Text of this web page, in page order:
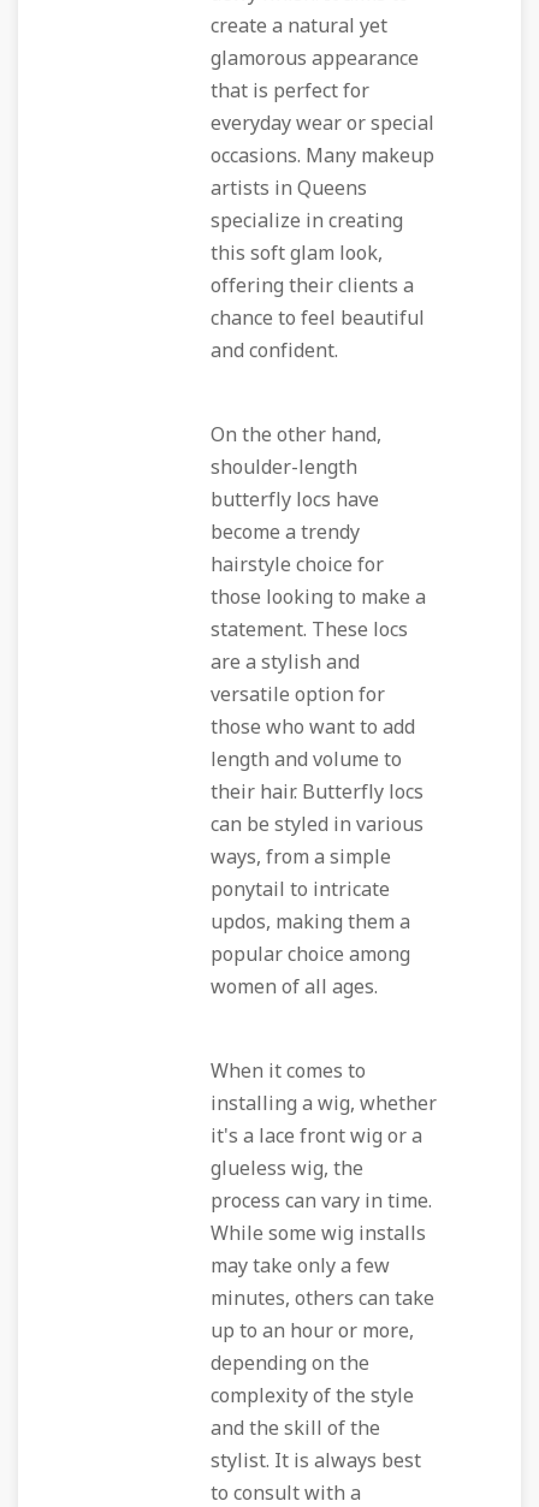
create a natural yet
glamorous appearance
that is perfect for
everyday wear or special
occasions. Many makeup
artists in Queens
specialize in creating
this soft glam look,
offering their clients a
chance to feel beautiful
and confident.
On the other hand,
shoulder-length
butterfly locs have
become a trendy
hairstyle choice for
those looking to make a
statement. These locs
are a stylish and
versatile option for
those who want to add
length and volume to
their hair. Butterfly locs
can be styled in various
ways, from a simple
ponytail to intricate
updos, making them a
popular choice among
women of all ages.
When it comes to
installing a wig, whether
it's a lace front wig or a
glueless wig, the
process can vary in time.
While some wig installs
may take only a few
minutes, others can take
up to an hour or more,
depending on the
complexity of the style
and the skill of the
stylist. It is always best
to consult with a